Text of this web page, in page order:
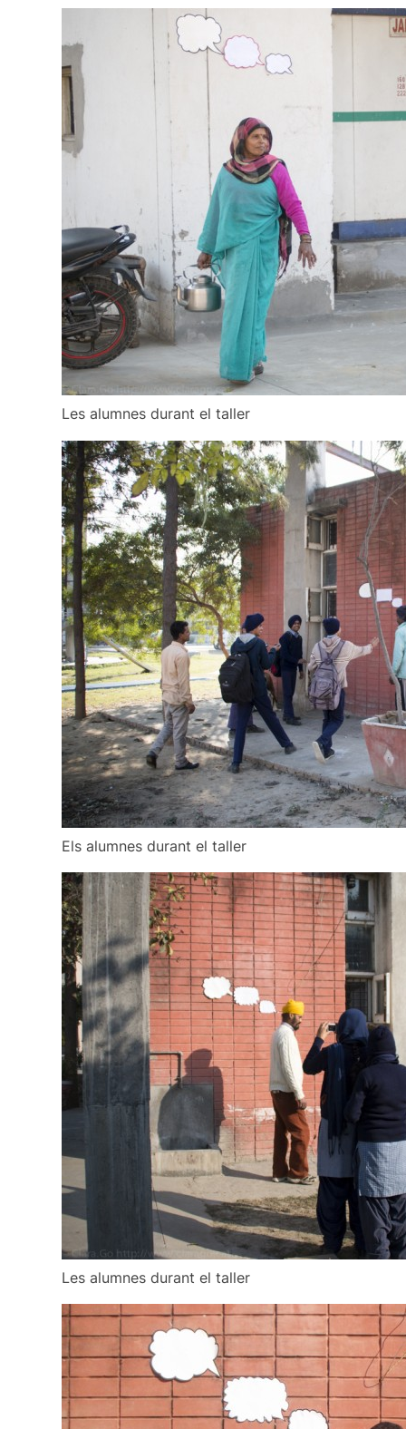
Les alumnes durant el taller
Els alumnes durant el taller
Les alumnes durant el taller